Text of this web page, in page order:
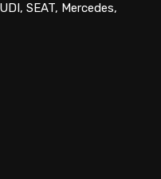
SEAT, Mercedes,